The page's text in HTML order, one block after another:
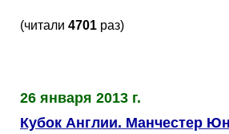
(читали 4701 раз)
26 января 2013 г.
Кубок Англии. Манчестер